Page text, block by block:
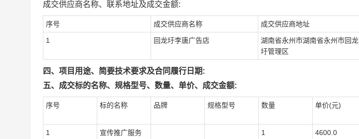
成交供应商名称、联系地址及成交金额:
序号 成交供应商名称 成交供应商地址
1 回龙圩李唐广告店
湖南省永州市湖南省永州市回龙
圩管理区
四、项目用途、简要技术要求及合同履行日期:
五、成交标的名称、规格型号、数量、单价、成交金额:
序号 标的名称 品牌 规格型号 数量 单价(元)
1
宣传推广服务
1 4600.0